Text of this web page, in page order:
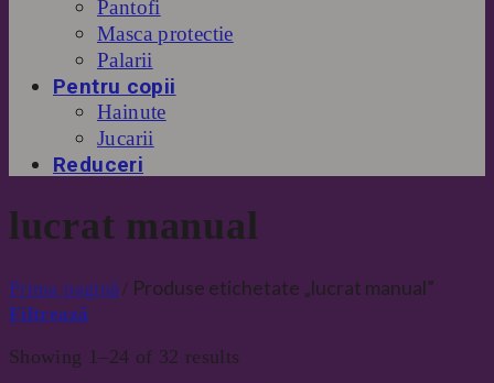
Pantofi
Masca protectie
Palarii
Pentru copii
Hainute
Jucarii
Reduceri
lucrat manual
Prima pagină/ Produse etichetate „lucrat manual”
Filtrează
Showing 1–24 of 32 results